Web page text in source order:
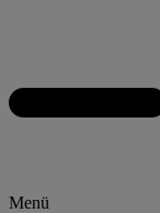
Menü